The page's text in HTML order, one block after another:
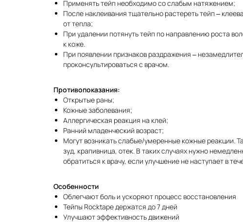
Применять тейп необходимо со слабым натяжением;
После наклеивания тщательно растереть тейп –
от тепла;
При удалении потянуть тейп по направлению роста
к коже.
При появлении признаков раздражения –
проконсультироваться с врачом.
Противопоказания:
Открытые раны;
Кожные заболевания;
Аллергическая реакция на клей;
Ранний младенческий возраст;
Могут возникать слабые/умеренные кожные реакции.
зуд, крапивница, отек. В таких случаях нужно
обратиться к врачу, если улучшение не наступает в
Особенности
Облегчают боль и ускоряют процесс восстановления
Тейпы Rocktape держатся до 7 дней
Улучшают эффективность движений